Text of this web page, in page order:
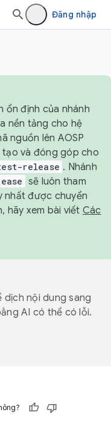
Đăng nhập
ổn định của nhánh
nền tảng cho hệ
nguồn lên AOSP
tạo và đóng góp cho
release . Nhánh
sẽ luôn tham
nhất được chuyển
hãy xem bài viết Các
nội dung sang
AI có thể có lỗi.